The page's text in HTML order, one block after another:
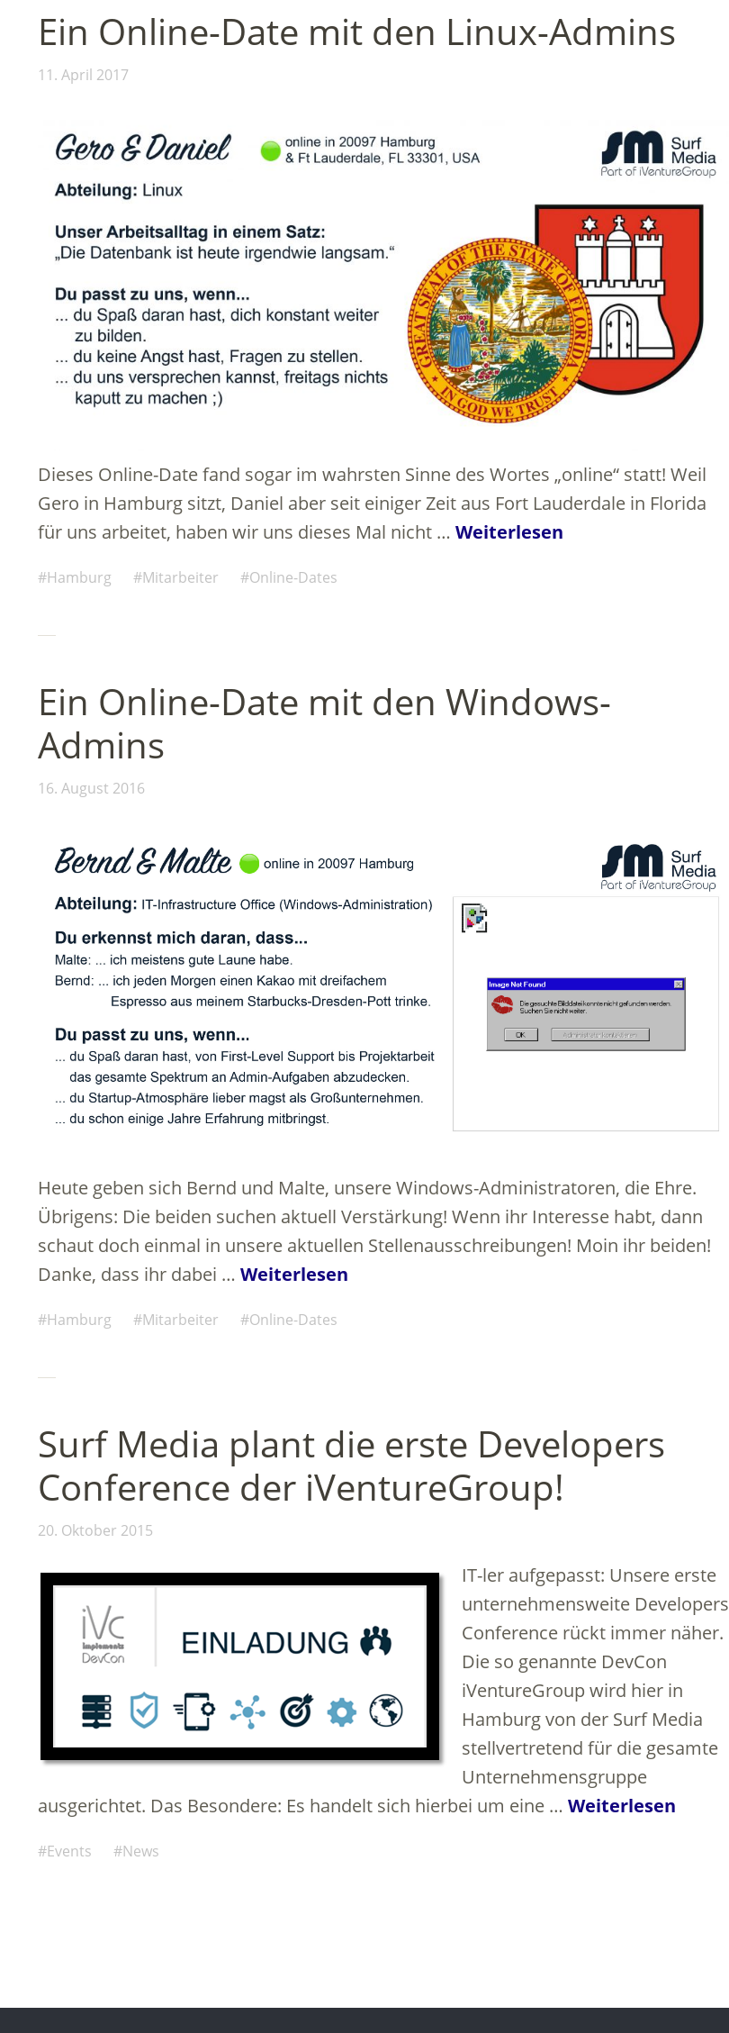
Ein Online-Date mit den Linux-Admins
11. April 2017
Dieses Online-Date fand sogar im wahrsten Sinne des Wortes „online“ statt! Weil
Gero in Hamburg sitzt, Daniel aber seit einiger Zeit aus Fort Lauderdale in Florida
für uns arbeitet, haben wir uns dieses Mal nicht … Weiterlesen
Hamburg Mitarbeiter Online-Dates
Ein Online-Date mit den Windows-
Admins
16. August 2016
Heute geben sich Bernd und Malte, unsere Windows-Administratoren, die Ehre.
Übrigens: Die beiden suchen aktuell Verstärkung! Wenn ihr Interesse habt, dann
schaut doch einmal in unsere aktuellen Stellenausschreibungen! Moin ihr beiden!
Danke, dass ihr dabei … Weiterlesen
Hamburg Mitarbeiter Online-Dates
Surf Media plant die erste Developers
Conference der iVentureGroup!
20. Oktober 2015
IT-ler aufgepasst: Unsere erste
unternehmensweite Developers
Conference rückt immer näher.
Die so genannte DevCon
iVentureGroup wird hier in
Hamburg von der Surf Media
stellvertretend für die gesamte
Unternehmensgruppe
ausgerichtet. Das Besondere: Es handelt sich hierbei um eine … Weiterlesen
Events News